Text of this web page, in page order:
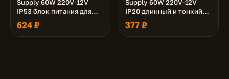
Supply 60W 220V-12V
IP53 блок питания для
светодиодной ленты
624 ₽
Supply 60W 220V-12V
IP20 длинный и тонкий
блок питания для
светодиодной ленты
377 ₽